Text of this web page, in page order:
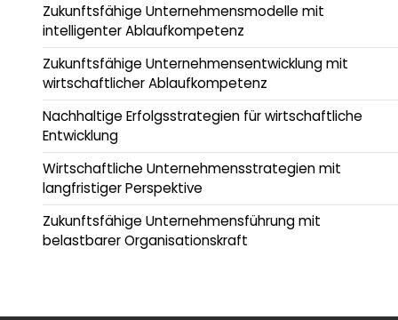
Zukunftsfähige Unternehmensmodelle mit
intelligenter Ablaufkompetenz
Zukunftsfähige Unternehmensentwicklung mit
wirtschaftlicher Ablaufkompetenz
Nachhaltige Erfolgsstrategien für wirtschaftliche
Entwicklung
Wirtschaftliche Unternehmensstrategien mit
langfristiger Perspektive
Zukunftsfähige Unternehmensführung mit
belastbarer Organisationskraft